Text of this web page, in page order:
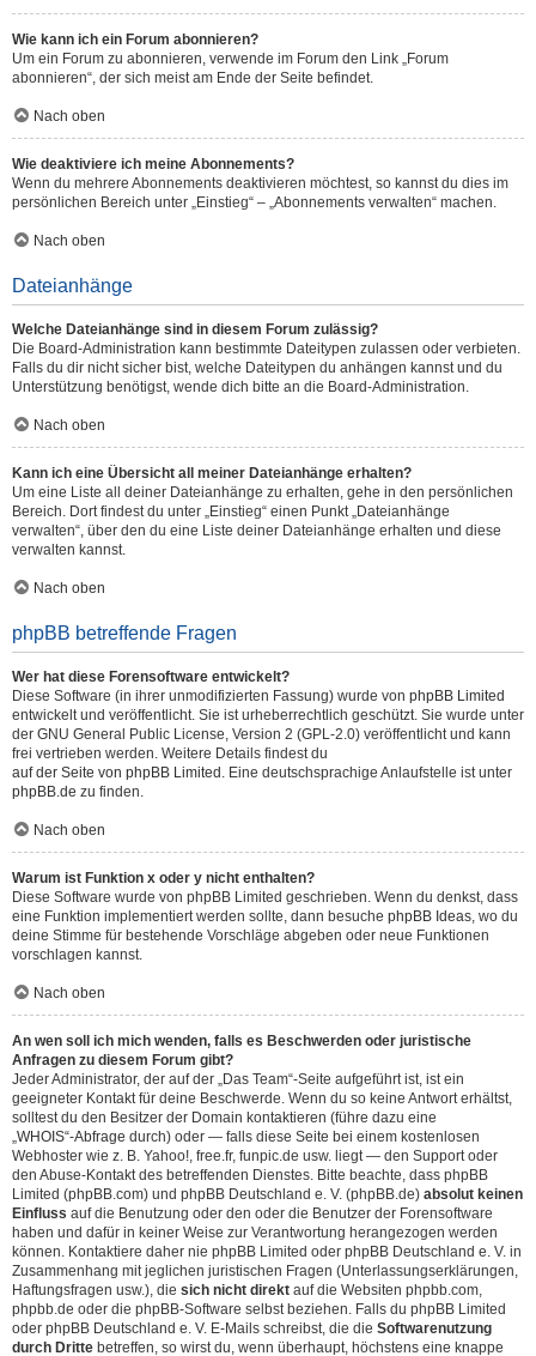
Wie kann ich ein Forum abonnieren?
Um ein Forum zu abonnieren, verwende im Forum den Link „Forum
abonnieren“, der sich meist am Ende der Seite befindet.
Nach oben
Wie deaktiviere ich meine Abonnements?
Wenn du mehrere Abonnements deaktivieren möchtest, so kannst du dies im
persönlichen Bereich unter „Einstieg“ – „Abonnements verwalten“ machen.
Nach oben
Dateianhänge
Welche Dateianhänge sind in diesem Forum zulässig?
Die Board-Administration kann bestimmte Dateitypen zulassen oder verbieten.
Falls du dir nicht sicher bist, welche Dateitypen du anhängen kannst und du
Unterstützung benötigst, wende dich bitte an die Board-Administration.
Nach oben
Kann ich eine Übersicht all meiner Dateianhänge erhalten?
Um eine Liste all deiner Dateianhänge zu erhalten, gehe in den persönlichen
Bereich. Dort findest du unter „Einstieg“ einen Punkt „Dateianhänge
verwalten“, über den du eine Liste deiner Dateianhänge erhalten und diese
verwalten kannst.
Nach oben
phpBB betreffende Fragen
Wer hat diese Forensoftware entwickelt?
Diese Software (in ihrer unmodifizierten Fassung) wurde von phpBB Limited
entwickelt und veröffentlicht. Sie ist urheberrechtlich geschützt. Sie wurde unter
der GNU General Public License, Version 2 (GPL-2.0) veröffentlicht und kann
frei vertrieben werden. Weitere Details findest du
auf der Seite von phpBB Limited . Eine deutschsprachige Anlaufstelle ist unter
phpBB.de zu finden.
Nach oben
Warum ist Funktion x oder y nicht enthalten?
Diese Software wurde von phpBB Limited geschrieben. Wenn du denkst, dass
eine Funktion implementiert werden sollte, dann besuche phpBB Ideas, wo du
deine Stimme für bestehende Vorschläge abgeben oder neue Funktionen
vorschlagen kannst.
Nach oben
An wen soll ich mich wenden, falls es Beschwerden oder juristische
Anfragen zu diesem Forum gibt?
Jeder Administrator, der auf der „Das Team“-Seite aufgeführt ist, ist ein
geeigneter Kontakt für deine Beschwerde. Wenn du so keine Antwort erhältst,
solltest du den Besitzer der Domain kontaktieren (führe dazu eine
„WHOIS“-Abfrage durch) oder — falls diese Seite bei einem kostenlosen
Webhoster wie z. B. Yahoo!, free.fr, funpic.de usw. liegt — den Support oder
den Abuse-Kontakt des betreffenden Dienstes. Bitte beachte, dass phpBB
Limited (phpBB.com) und phpBB Deutschland e. V. (phpBB.de) absolut keinen
Einfluss auf die Benutzung oder den oder die Benutzer der Forensoftware
haben und dafür in keiner Weise zur Verantwortung herangezogen werden
können. Kontaktiere daher nie phpBB Limited oder phpBB Deutschland e. V. in
Zusammenhang mit jeglichen juristischen Fragen (Unterlassungserklärungen,
Haftungsfragen usw.), die sich nicht direkt auf die Websiten phpbb.com,
phpbb.de oder die phpBB-Software selbst beziehen. Falls du phpBB Limited
oder phpBB Deutschland e. V. E-Mails schreibst, die die Softwarenutzung
durch Dritte betreffen, so wirst du, wenn überhaupt, höchstens eine knappe